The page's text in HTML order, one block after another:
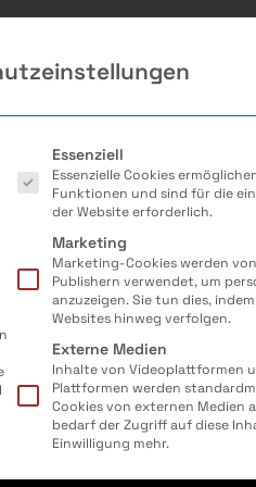
Veranstaltungen MINT-Berufe
Naturwissenschaft
VERFAHRENSTECHNIK
PresseKontakt
Es folgt eine Liste der
Essenziell
Essenzielle Cookies
Funktionen und sind für die
der Website erforderlich.
Marketing
Marketing-Cookies werden
Publishern verwendet, um
anzuzeigen. Sie tun dies,
Websites hinweg verfolgen.
Externe Medien
Inhalte von Videoplattformen
Plattformen werden
Cookies von externen Medien
bedarf der Zugriff auf diese
Einwilligung mehr.